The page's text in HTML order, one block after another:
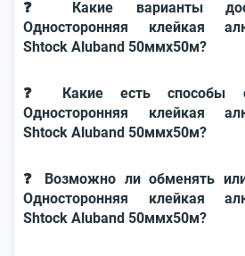
❓ Какие варианты
Односторонняя клейкая
Shtock Aluband 50ммx50м?
❓ Какие есть способы
Односторонняя клейкая
Shtock Aluband 50ммx50м?
❓ Возможно ли обменять
Односторонняя клейкая
Shtock Aluband 50ммx50м?